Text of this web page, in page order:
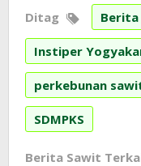
Ditag
Instiper
perkebunan
SDMPKS
Berita Sawit